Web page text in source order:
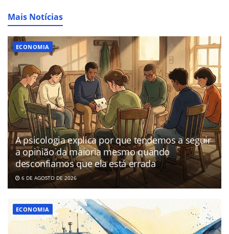
Mais Notícias
ECONOMIA
A psicologia explica por que tendemos a seguir
a opinião da maioria mesmo quando
desconfiamos que ela está errada
6 DE AGOSTO DE 2026
ECONOMIA